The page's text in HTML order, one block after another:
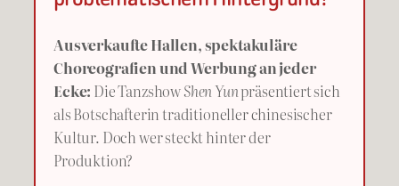
Ausverkaufte Hallen, spektakuläre
Choreografien und Werbung an jeder
Ecke: Die TanzshowShen Yunpräsentiert sich
als Botschafterin traditioneller chinesischer
Kultur. Doch wer steckt hinter der
Produktion?